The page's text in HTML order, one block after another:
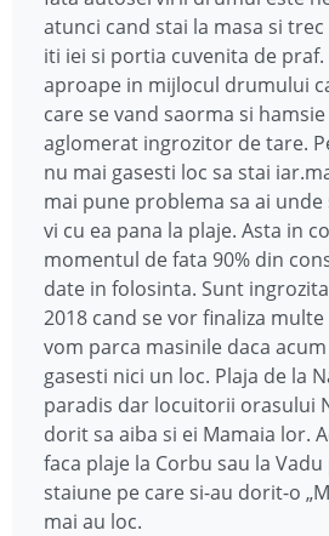
atunci cand stai la masa si
iti iei si portia cuvenita de
aproape in mijlocul drumului
care se vand saorma si hamsie
aglomerat ingrozitor de tare.
nu mai gasesti loc sa stai
mai pune problema sa ai unde
vi cu ea pana la plaje. Asta in
momentul de fata 90% din
date in folosinta. Sunt
2018 cand se vor finaliza
vom parca masinile daca
gasesti nici un loc. Plaja de la
paradis dar locuitorii orasului
dorit sa aiba si ei Mamaia lor.
faca plaje la Corbu sau la
staiune pe care si-au dorit-o
mai au loc.